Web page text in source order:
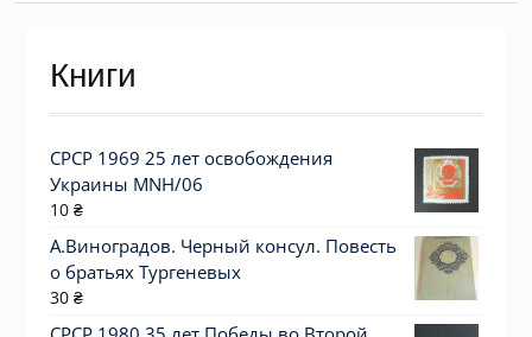
Книги
СРСР 1969 25 лет освобождения
Украины MNH/06
10 ₴
А.Виноградов. Черный консул. Повесть
о братьях Тургеневых
30 ₴